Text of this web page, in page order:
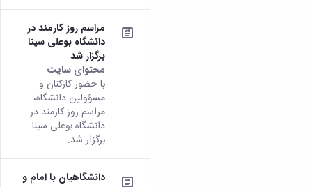
مراسم روز کارمند در
دانشگاه بوعلی سینا
برگزار شد
محتوای سایت
با حضور کارکنان و
مسؤولین دانشگاه،
مراسم روز کارمند در
دانشگاه بوعلی سینا
برگزار شد.
دانشگاهیان با امام و